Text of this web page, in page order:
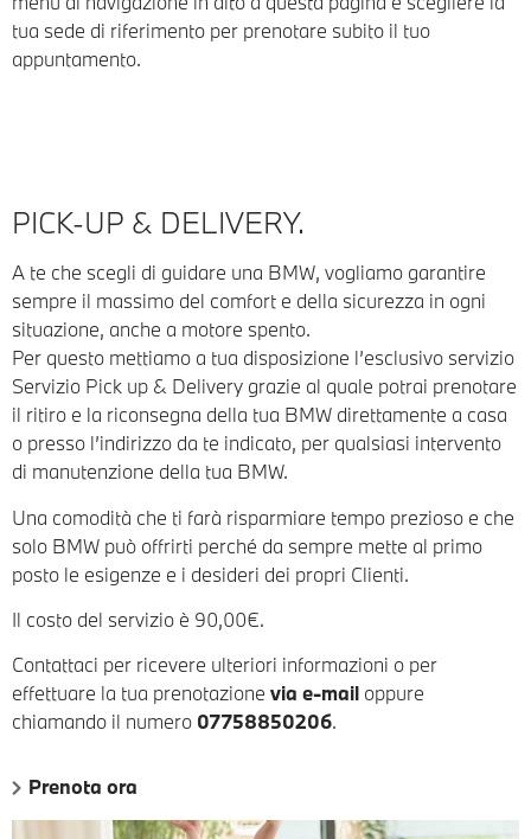
tua sede di riferimento per prenotare subito il tuo
appuntamento.
PICK-UP & DELIVERY.
A te che scegli di guidare una BMW, vogliamo garantire
sempre il massimo del comfort e della sicurezza in ogni
situazione, anche a motore spento.
Per questo mettiamo a tua disposizione l’esclusivo servizio
Servizio Pick up & Delivery grazie al quale potrai prenotare
il ritiro e la riconsegna della tua BMW direttamente a casa
o presso l’indirizzo da te indicato, per qualsiasi intervento
di manutenzione della tua BMW.
Una comodità che ti farà risparmiare tempo prezioso e che
solo BMW può offrirti perché da sempre mette al primo
posto le esigenze e i desideri dei propri Clienti.
Il costo del servizio è 90,00€.
Contattaci per ricevere ulteriori informazioni o per
effettuare la tua prenotazione via e-mail oppure
chiamando il numero 07758850206.
Prenota ora